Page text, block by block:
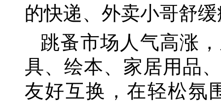
的快递、外卖小哥舒
跳蚤市场人气高涨
具、绘本、家居用品
友好互换，在轻松氛